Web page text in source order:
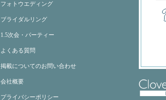
フォトウエディング
ブライダルリング
1.5次会・パーティー
よくある質問
掲載についてのお問い合わせ
会社概要
プライバシーポリシー